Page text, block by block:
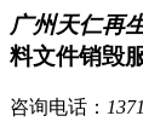
广州天仁再
料文件销毁
咨询电话：